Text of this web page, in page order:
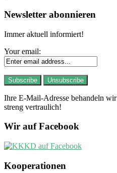
Newsletter abonnieren
Immer aktuell informiert!
Your email:
Ihre E-Mail-Adresse behandeln wir
streng vertraulich!
Wir auf Facebook
Kooperationen